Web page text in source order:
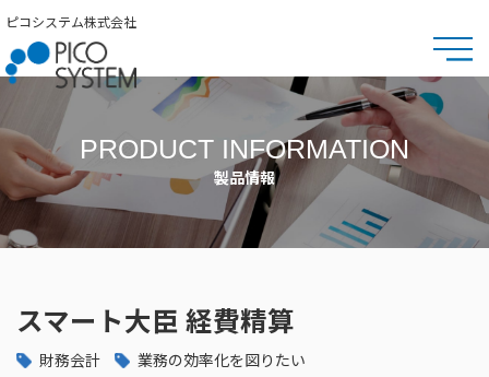
ピコシステム株式会社
PRODUCT INFORMATION
製品情報
スマート大臣 経費精算
財務会計
業務の効率化を図りたい